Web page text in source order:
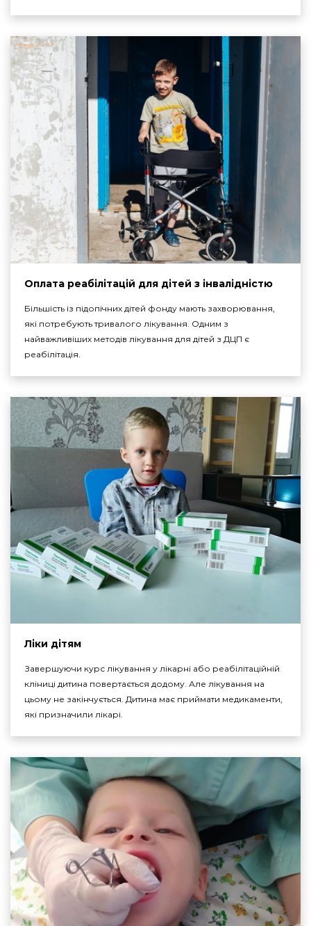
Оплата реабілітацій для дітей з інвалідністю
Більшість із підопічних дітей фонду мають захворювання,
які потребують тривалого лікування. Одним з
найважливіших методів лікування для дітей з ДЦП є
реабілітація.
Ліки дітям
Завершуючи курс лікування у лікарні або реабілітаційній
кліниці дитина повертається додому. Але лікування на
цьому не закінчується. Дитина має приймати медикаменти,
які призначили лікарі.